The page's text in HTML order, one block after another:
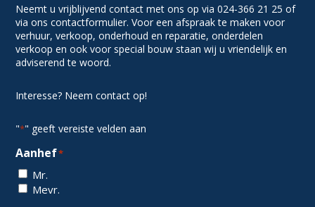
Neemt u vrijblijvend contact met ons op via 024-366 21 25 of
via ons contactformulier. Voor een afspraak te maken voor
verhuur, verkoop, onderhoud en reparatie, onderdelen
verkoop en ook voor special bouw staan wij u vriendelijk en
adviserend te woord.
Interesse? Neem contact op!
"*" geeft vereiste velden aan
Aanhef*
Mr.
Mevr.